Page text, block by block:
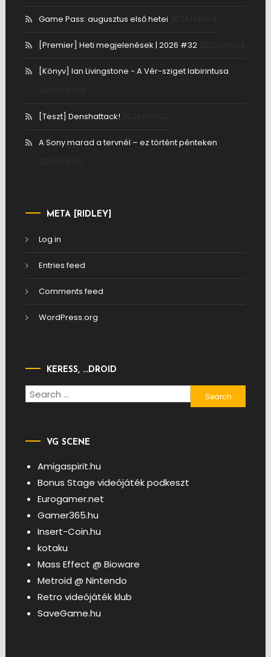
Game Pass: augusztus első hetei
[Premier] Heti megjelenések | 2026 #32
[Könyv] Ian Livingstone - A Vér-sziget labirintusa
[Teszt] Denshattack!
A Sony marad a tervnél – ez történt pénteken
META [RIDLEY]
Log in
Entries feed
Comments feed
WordPress.org
KERESS, …DROID
Search
for:
VG SCENE
Amigaspirit.hu
Bonus Stage videójáték podkeszt
Eurogamer.net
Gamer365.hu
Insert-Coin.hu
kotaku
Mass Effect @ Bioware
Metroid @ Nintendo
Retro videójáték klub
SaveGame.hu